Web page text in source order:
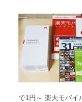
で1円～ 楽天モバイ